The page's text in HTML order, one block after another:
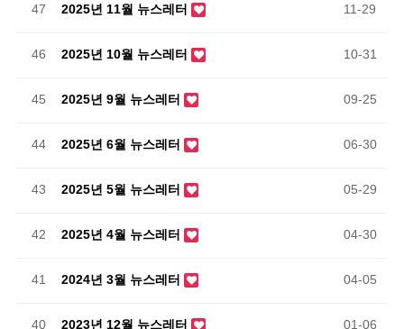
47 2025년 11월 뉴스레터 11-29
46 2025년 10월 뉴스레터 10-31
45 2025년 9월 뉴스레터 09-25
44 2025년 6월 뉴스레터 06-30
43 2025년 5월 뉴스레터 05-29
42 2025년 4월 뉴스레터 04-30
41 2024년 3월 뉴스레터 04-05
40 2023년 12월 뉴스레터 01-06